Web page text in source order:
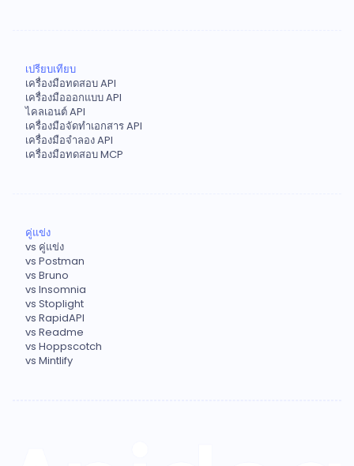
เปรียบเทียบ
เครื่องมือทดสอบ API
เครื่องมือออกแบบ API
ไคลเอนต์ API
เครื่องมือจัดทำเอกสาร API
เครื่องมือจำลอง API
เครื่องมือทดสอบ MCP
คู่แข่ง
vs คู่แข่ง
vs Postman
vs Bruno
vs Insomnia
vs Stoplight
vs RapidAPI
vs Readme
vs Hoppscotch
vs Mintlify